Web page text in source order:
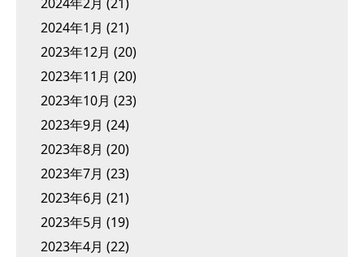
2024年1月 (21)
2023年12月 (20)
2023年11月 (20)
2023年10月 (23)
2023年9月 (24)
2023年8月 (20)
2023年7月 (23)
2023年6月 (21)
2023年5月 (19)
2023年4月 (22)